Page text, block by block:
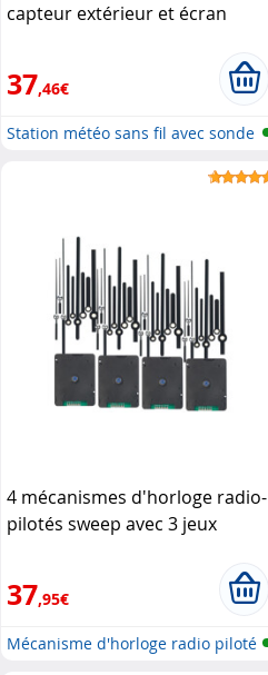
capteur extérieur et écran
37,46€
Station météo sans fil avec sonde
4 mécanismes d'horloge radio-
pilotés sweep avec 3 jeux
37,95€
Mécanisme d'horloge radio piloté